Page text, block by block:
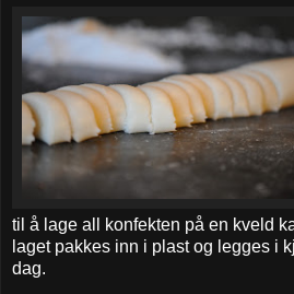
til å lage all konfekten på en kveld
laget pakkes inn i plast og legges i
dag.